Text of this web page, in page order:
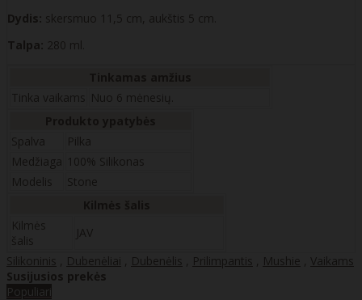
Dydis: skersmuo 11,5 cm, aukštis 5 cm.
Talpa: 280 ml.
Tinka vaikams Nuo 6 mėnesių.
Spalva
Pilka
Medžiaga 100% Silikonas
Modelis
Stone
Kilmės
šalis
JAV
Silikoninis , Dubenėliai , Dubenėlis , Prilimpantis , Mushie , Vaikams
Susijusios prekės
Populiari